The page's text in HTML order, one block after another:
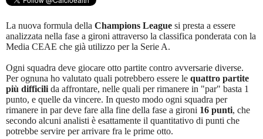
La nuova formula della Champions League si presta a essere
analizzata nella fase a gironi attraverso la classifica ponderata con la
Media CEAE che già utilizzo per la Serie A.
Ogni squadra deve giocare otto partite contro avversarie diverse.
Per ognuna ho valutato quali potrebbero essere le quattro partite
più difficili da affrontare, nelle quali per rimanere in "par" basta 1
punto, e quelle da vincere. In questo modo ogni squadra per
rimanere in par deve fare alla fine della fase a gironi 16 punti, che
secondo alcuni analisti è esattamente il quantitativo di punti che
potrebbe servire per arrivare fra le prime otto.